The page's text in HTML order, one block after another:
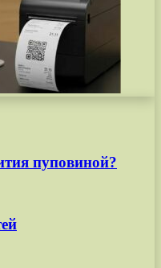
пуповиной?